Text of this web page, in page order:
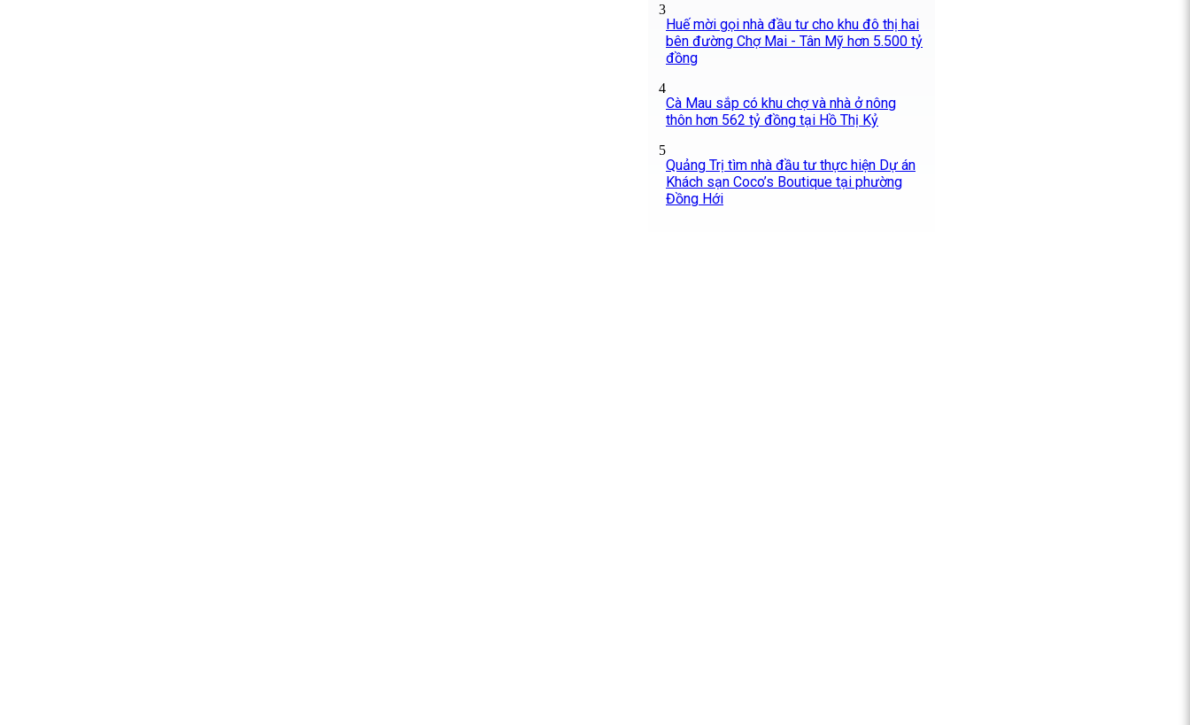
3
Huế mời gọi nhà đầu tư cho khu đô thị hai
bên đường Chợ Mai - Tân Mỹ hơn 5.500 tỷ
đồng
4
Cà Mau sắp có khu chợ và nhà ở nông
thôn hơn 562 tỷ đồng tại Hồ Thị Kỷ
5
Quảng Trị tìm nhà đầu tư thực hiện Dự án
Khách sạn Coco’s Boutique tại phường
Đồng Hới